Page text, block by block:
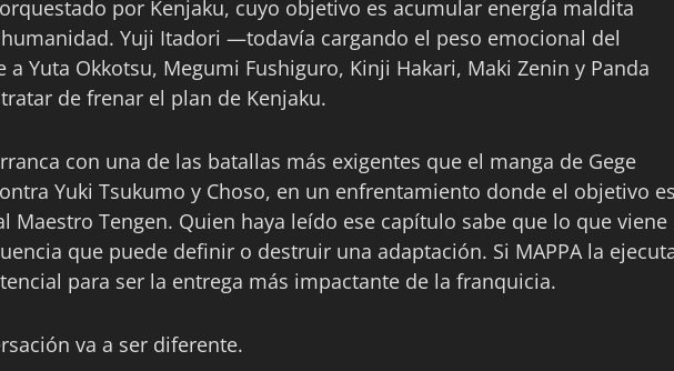
por Kenjaku, cuyo objetivo es acumular energía maldita
Yuji Itadori —todavía cargando el peso emocional del
Yuta Okkotsu, Megumi Fushiguro, Kinji Hakari, Maki Zenin y Panda
de frenar el plan de Kenjaku.
con una de las batallas más exigentes que el manga de Gege
Yuki Tsukumo y Choso, en un enfrentamiento donde el objetivo
Maestro Tengen. Quien haya leído ese capítulo sabe que lo que viene
que puede definir o destruir una adaptación. Si MAPPA la
para ser la entrega más impactante de la franquicia.
va a ser diferente.